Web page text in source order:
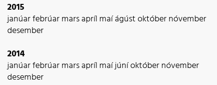
2015
janúarfebrúarmarsapríl maíágústoktóbernóvember
desember
2014
janúarfebrúarmarsapríl maíjúníoktóbernóvember
desember